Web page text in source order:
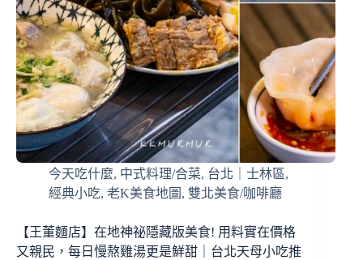
今天吃什麼, 中式料理/合菜, 台北｜士林區,
經典小吃, 老K美食地圖 , 雙北美食/咖啡廳
【王董麵店】在地神祕隱藏版美食! 用料實在價格
又親民，每日慢熬雞湯更是鮮甜｜台北天母小吃推